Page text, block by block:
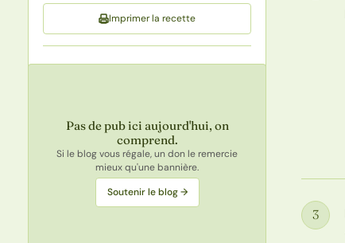
Imprimer la recette
Pas de pub ici aujourd'hui, on
comprend.
Si le blog vous régale, un don le remercie
mieux qu'une bannière.
Soutenir le blog →
Étape
3